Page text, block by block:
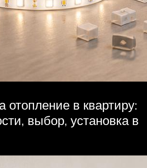
отопление в квартиру:
выбор, установка в